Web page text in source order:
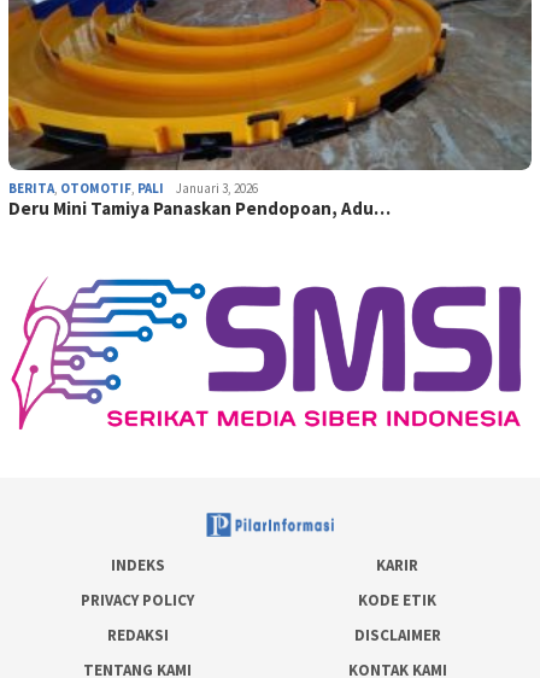
BERITA OTOMOTIF PALI Januari 3, 2026
Deru Mini Tamiya Panaskan Pendopoan, Adu…
INDEKS
KARIR
PRIVACY POLICY
KODE ETIK
REDAKSI
DISCLAIMER
TENTANG KAMI
KONTAK KAMI